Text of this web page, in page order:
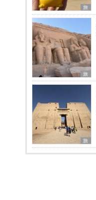
旅
旅
旅